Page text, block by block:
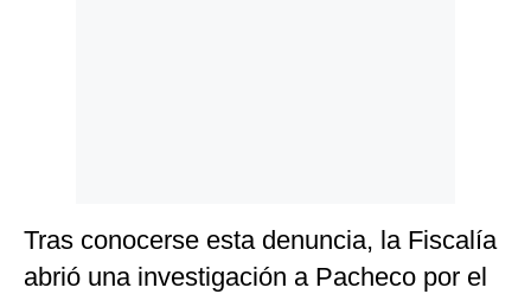
Tras conocerse esta denuncia, la Fiscalía
abrió una investigación a Pacheco por el